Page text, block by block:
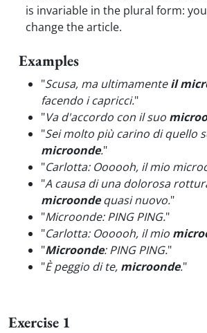
is invariable in the plural form:
change the article.
Examples
"Scusa, ma ultimamenteil
facendo i capricci."
"Va d'accordo con il suo
"Sei molto più carino di quello
microonde."
"Carlotta: Oooooh, il mio
"A causa di una dolorosa
microondequasi nuovo."
"Microonde: PING PING."
"Carlotta: Oooooh, il mio
"Microonde: PING PING."
"È peggio di te, microonde."
Exercise 1